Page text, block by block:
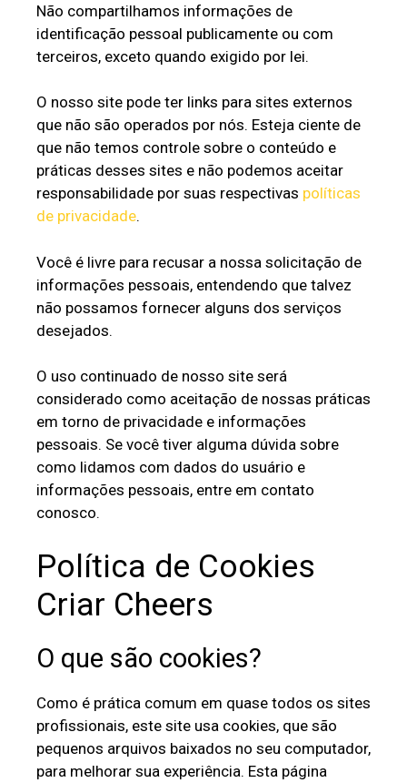
Não compartilhamos informações de
identificação pessoal publicamente ou com
terceiros, exceto quando exigido por lei.
O nosso site pode ter links para sites externos
que não são operados por nós. Esteja ciente de
que não temos controle sobre o conteúdo e
práticas desses sites e não podemos aceitar
responsabilidade por suas respectivas políticas
de privacidade.
Você é livre para recusar a nossa solicitação de
informações pessoais, entendendo que talvez
não possamos fornecer alguns dos serviços
desejados.
O uso continuado de nosso site será
considerado como aceitação de nossas práticas
em torno de privacidade e informações
pessoais. Se você tiver alguma dúvida sobre
como lidamos com dados do usuário e
informações pessoais, entre em contato
conosco.
Política de Cookies
Criar Cheers
O que são cookies?
Como é prática comum em quase todos os sites
profissionais, este site usa cookies, que são
pequenos arquivos baixados no seu computador,
para melhorar sua experiência. Esta página